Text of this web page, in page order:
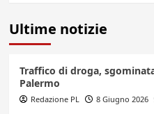
Ultime notizie
Traffico di droga,
Palermo
Redazione PL 8 Giugno 2026